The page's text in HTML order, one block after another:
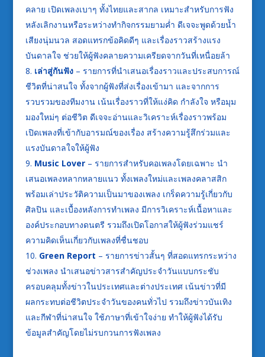
คลาย เปิดเพลงเบาๆ ทั้งไทยและสากล เหมาะสำหรับการฟัง
หลังเลิกงานหรือระหว่างทำกิจกรรมยามค่ำ ดีเจจะพูดด้วยน้ำ
เสียงนุ่มนวล สอดแทรกข้อคิดดีๆ และเรื่องราวสร้างแรง
บันดาลใจ ช่วยให้ผู้ฟังคลายความเครียดจากวันที่เหนื่อยล้า
เล่าสู่กันฟัง– รายการที่นำเสนอเรื่องราวและประสบการณ์
ชีวิตที่น่าสนใจ ทั้งจากผู้ฟังที่ส่งเรื่องเข้ามา และจากการ
รวบรวมของทีมงาน เน้นเรื่องราวที่ให้แง่คิด กำลังใจ หรือมุม
มองใหม่ๆ ต่อชีวิต ดีเจจะอ่านและวิเคราะห์เรื่องราวพร้อม
เปิดเพลงที่เข้ากับอารมณ์ของเรื่อง สร้างความรู้สึกร่วมและ
แรงบันดาลใจให้ผู้ฟัง
Music Lover– รายการสำหรับคอเพลงโดยเฉพาะ นำ
เสนอเพลงหลากหลายแนว ทั้งเพลงใหม่และเพลงคลาสสิก
พร้อมเล่าประวัติความเป็นมาของเพลง เกร็ดความรู้เกี่ยวกับ
ศิลปิน และเบื้องหลังการทำเพลง มีการวิเคราะห์เนื้อหาและ
องค์ประกอบทางดนตรี รวมถึงเปิดโอกาสให้ผู้ฟังร่วมแชร์
ความคิดเห็นเกี่ยวกับเพลงที่ชื่นชอบ
Green Report – รายการข่าวสั้นๆ ที่สอดแทรกระหว่าง
ช่วงเพลง นำเสนอข่าวสารสำคัญประจำวันแบบกระชับ
ครอบคลุมทั้งข่าวในประเทศและต่างประเทศ เน้นข่าวที่มี
ผลกระทบต่อชีวิตประจำวันของคนทั่วไป รวมถึงข่าวบันเทิง
และกีฬาที่น่าสนใจ ใช้ภาษาที่เข้าใจง่าย ทำให้ผู้ฟังได้รับ
ข้อมูลสำคัญโดยไม่รบกวนการฟังเพลง